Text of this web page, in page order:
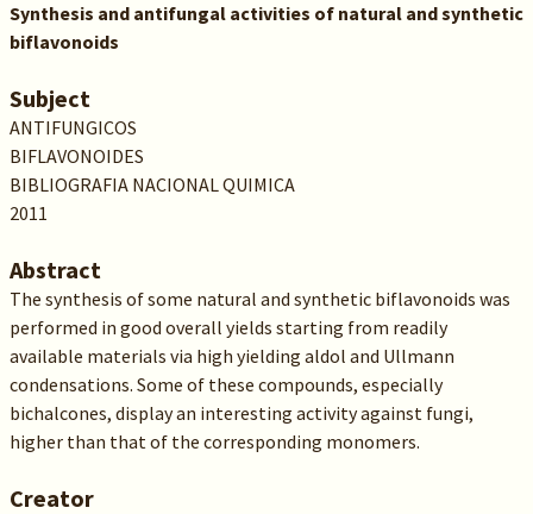
Synthesis and antifungal activities of natural and synthetic
biflavonoids
Subject
ANTIFUNGICOS
BIFLAVONOIDES
BIBLIOGRAFIA NACIONAL QUIMICA
2011
Abstract
The synthesis of some natural and synthetic biflavonoids was
performed in good overall yields starting from readily
available materials via high yielding aldol and Ullmann
condensations. Some of these compounds, especially
bichalcones, display an interesting activity against fungi,
higher than that of the corresponding monomers.
Creator